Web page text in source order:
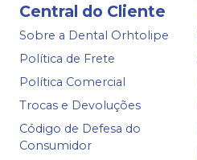
Central do Cliente
Sobre a Dental Orhtolipe
Política de Frete
Política Comercial
Trocas e Devoluções
Código de Defesa do
Consumidor